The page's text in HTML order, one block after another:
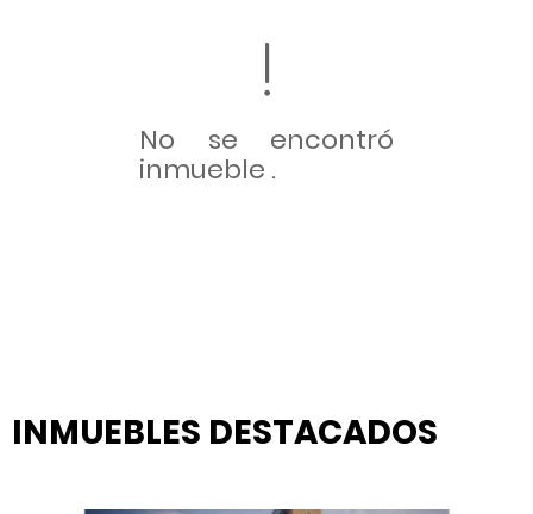
No se encontró
inmueble .
INMUEBLES DESTACADOS